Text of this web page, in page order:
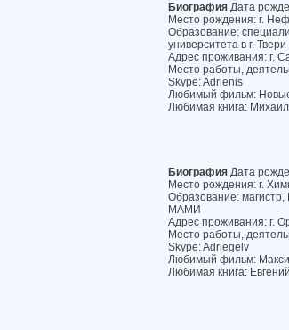
Биография Дата
Место рождения: г.
Образование:
университета в г. Твери
Адрес проживания: г.
Место работы,
Skype: Adrienis
Любимый фильм:
Любимая книга:
Биография Дата
Место рождения: г.
Образование: магистр,
МАМИ
Адрес проживания: г.
Место работы,
Skype: Adriegelv
Любимый фильм:
Любимая книга: